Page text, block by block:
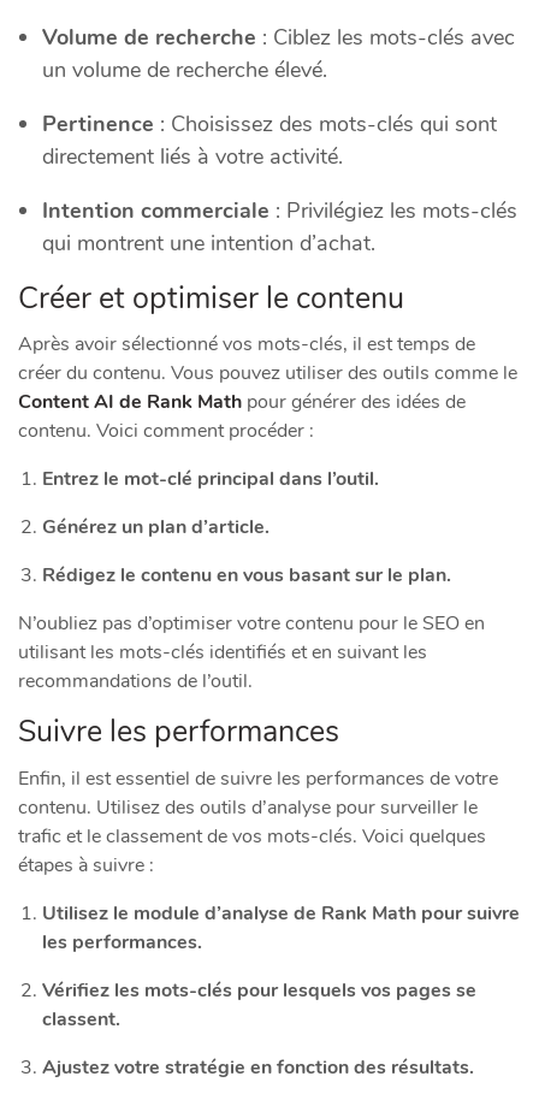
Volume de recherche : Ciblez les mots-clés avec
un volume de recherche élevé.
Pertinence : Choisissez des mots-clés qui sont
directement liés à votre activité.
Intention commerciale : Privilégiez les mots-clés
qui montrent une intention d’achat.
Créer et optimiser le contenu
Après avoir sélectionné vos mots-clés, il est temps de
créer du contenu. Vous pouvez utiliser des outils comme le
Content AI de Rank Math pour générer des idées de
contenu. Voici comment procéder :
Entrez le mot-clé principal dans l’outil.
Générez un plan d’article.
Rédigez le contenu en vous basant sur le plan.
N’oubliez pas d’optimiser votre contenu pour le SEO en
utilisant les mots-clés identifiés et en suivant les
recommandations de l’outil.
Suivre les performances
Enfin, il est essentiel de suivre les performances de votre
contenu. Utilisez des outils d’analyse pour surveiller le
trafic et le classement de vos mots-clés. Voici quelques
étapes à suivre :
Utilisez le module d’analyse de Rank Math pour suivre
les performances.
Vérifiez les mots-clés pour lesquels vos pages se
classent.
Ajustez votre stratégie en fonction des résultats.